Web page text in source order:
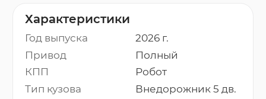
Характеристики
Год выпуска
2026 г.
Привод
Полный
КПП
Робот
Тип кузова
Внедорожник 5 дв.